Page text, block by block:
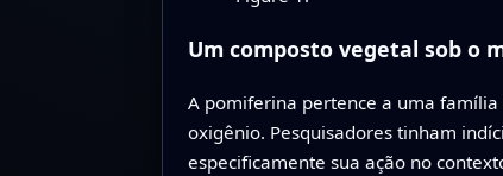
Um composto vegetal sob o
A pomiferina pertence a uma
oxigênio. Pesquisadores tinham
especificamente sua ação no